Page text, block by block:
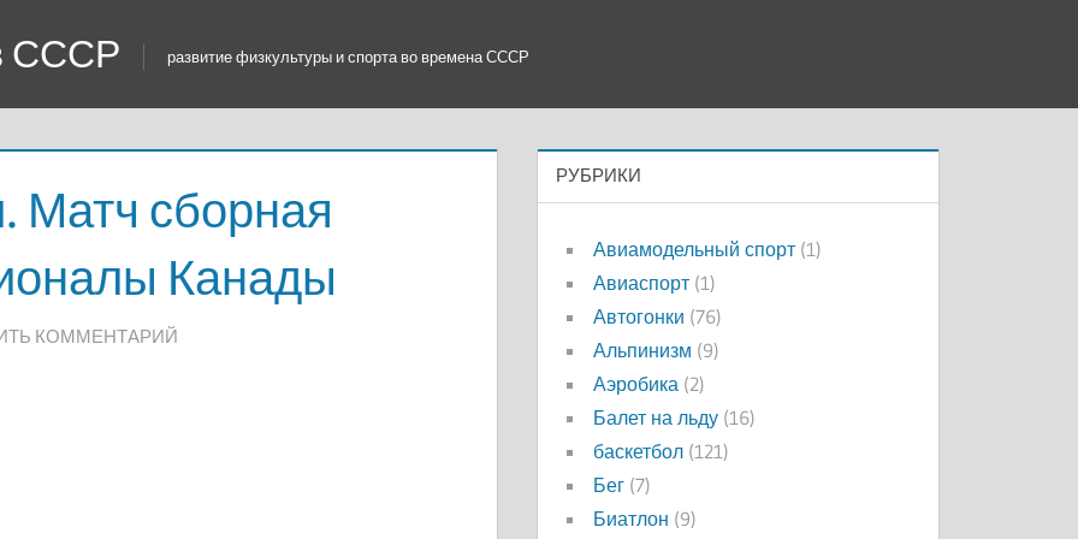
СССР развитие физкультуры и спорта во времена СССР
Матч сборная
Канады
КОММЕНТАРИЙ
РУБРИКИ
Авиамодельный спорт (1)
Авиаспорт (1)
Автогонки (76)
Альпинизм (9)
Аэробика (2)
Балет на льду (16)
баскетбол (121)
Бег (7)
Биатлон (9)